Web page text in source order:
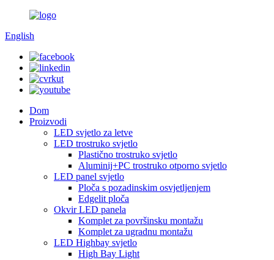
English
Dom
Proizvodi
LED svjetlo za letve
LED trostruko svjetlo
Plastično trostruko svjetlo
Aluminij+PC trostruko otporno svjetlo
LED panel svjetlo
Ploča s pozadinskim osvjetljenjem
Edgelit ploča
Okvir LED panela
Komplet za površinsku montažu
Komplet za ugradnu montažu
LED Highbay svjetlo
High Bay Light